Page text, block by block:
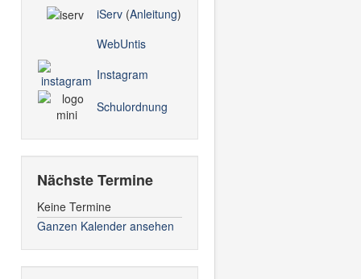
iServ (Anleitung)
WebUntis
Instagram
Schulordnung
Nächste Termine
Keine Termine
Ganzen Kalender ansehen